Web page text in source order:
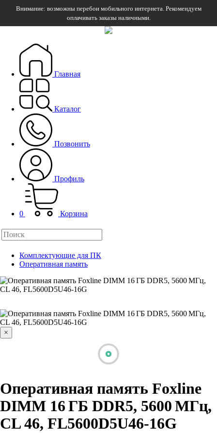
Внимание: возможны перебои мобильного интернета. Рекомендуем
оплачивать заказы наличными.
Главная
Каталог
Позвонить
Профиль
0 Корзина
Комплектующие для ПК
Оперативная память
×
Оперативная память Foxline
DIMM 16 ГБ DDR5, 5600 МГц,
CL 46, FL5600D5U46-16G